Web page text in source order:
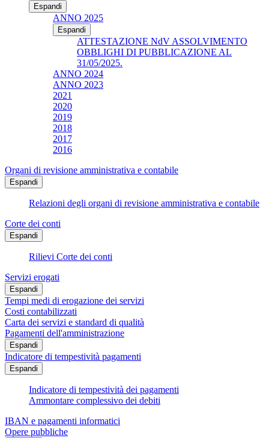
Espandi
ANNO 2025
Espandi
ATTESTAZIONE NdV ASSOLVIMENTO
OBBLIGHI DI PUBBLICAZIONE AL
31/05/2025.
ANNO 2024
ANNO 2023
2021
2020
2019
2018
2017
2016
Organi di revisione amministrativa e contabile
Espandi
Relazioni degli organi di revisione amministrativa e contabile
Corte dei conti
Espandi
Rilievi Corte dei conti
Servizi erogati
Espandi
Tempi medi di erogazione dei servizi
Costi contabilizzati
Carta dei servizi e standard di qualità
Pagamenti dell'amministrazione
Espandi
Indicatore di tempestività pagamenti
Espandi
Indicatore di tempestività dei pagamenti
Ammontare complessivo dei debiti
IBAN e pagamenti informatici
Opere pubbliche